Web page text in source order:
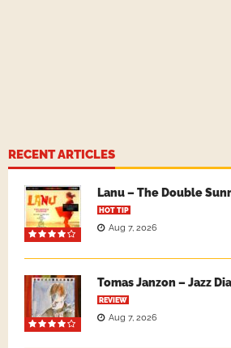
RECENT ARTICLES
Lanu – The Double
HOT TIP
Aug 7, 2026
Tomas Janzon – Jazz
REVIEW
Aug 7, 2026